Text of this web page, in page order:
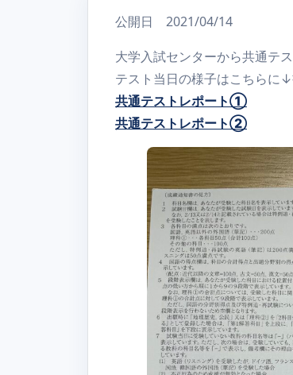
公開日 2021/04/14
大学入試センターから共通テ
テスト当日の様子はこちらに↓
共通テストレポート①
共通テストレポート②